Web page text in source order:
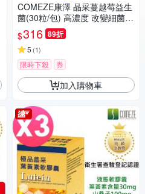
COMEZE康澤 晶采蔓越莓益生
菌(30粒/包) 高濃度 改變細菌叢
生態
$316 89折
5 (1)
限時下殺 券
加入購物車